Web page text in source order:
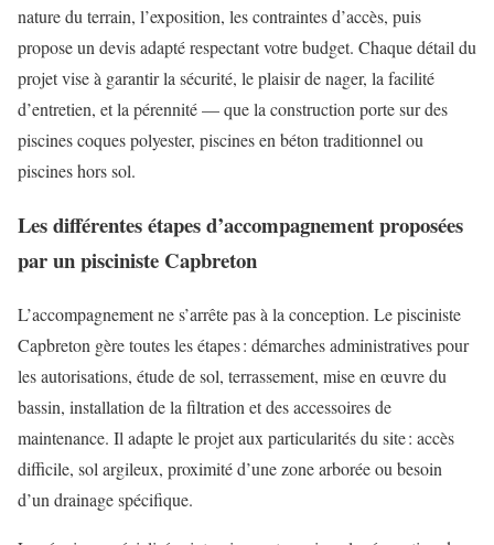
nature du terrain, l’exposition, les contraintes d’accès, puis
propose un devis adapté respectant votre budget. Chaque détail du
projet vise à garantir la sécurité, le plaisir de nager, la facilité
d’entretien, et la pérennité — que la construction porte sur des
piscines coques polyester, piscines en béton traditionnel ou
piscines hors sol.
Les différentes étapes d’accompagnement proposées
par un pisciniste Capbreton
L’accompagnement ne s’arrête pas à la conception. Le pisciniste
Capbreton gère toutes les étapes : démarches administratives pour
les autorisations, étude de sol, terrassement, mise en œuvre du
bassin, installation de la filtration et des accessoires de
maintenance. Il adapte le projet aux particularités du site : accès
difficile, sol argileux, proximité d’une zone arborée ou besoin
d’un drainage spécifique.